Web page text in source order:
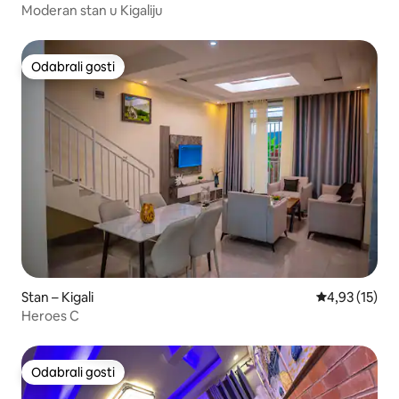
Moderan stan u Kigaliju
Odabrali gosti
Odabrali gosti
Stan – Kigali Prosječna
4,93 (15)
Heroes C
Odabrali gosti
Odabrali gosti